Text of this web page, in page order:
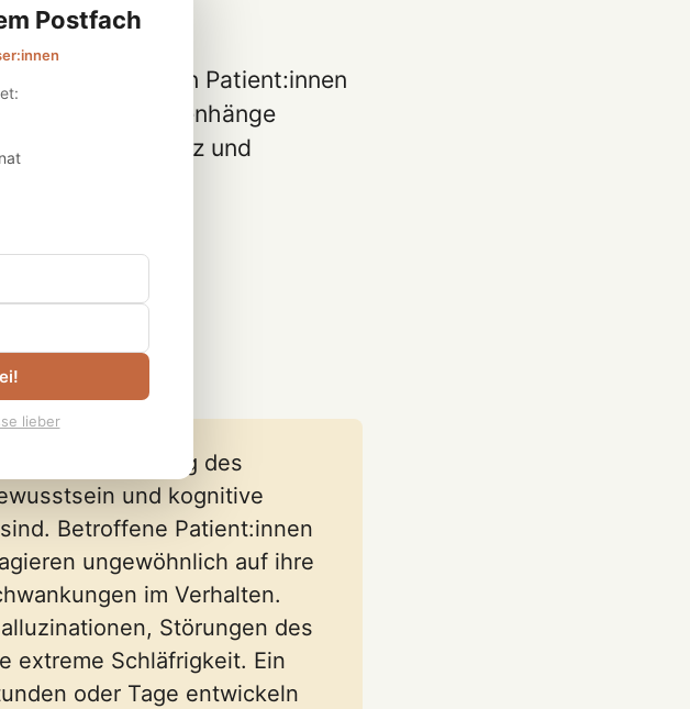
Betreuung von Patient:innen
die Zusammenhänge
Intelligenz und
Störung des
und kognitive
Betroffene Patient:innen
ungewöhnlich auf ihre
im Verhalten.
Störungen des
extreme Schläfrigkeit. Ein
oder Tage entwickeln
Postfach
lieber